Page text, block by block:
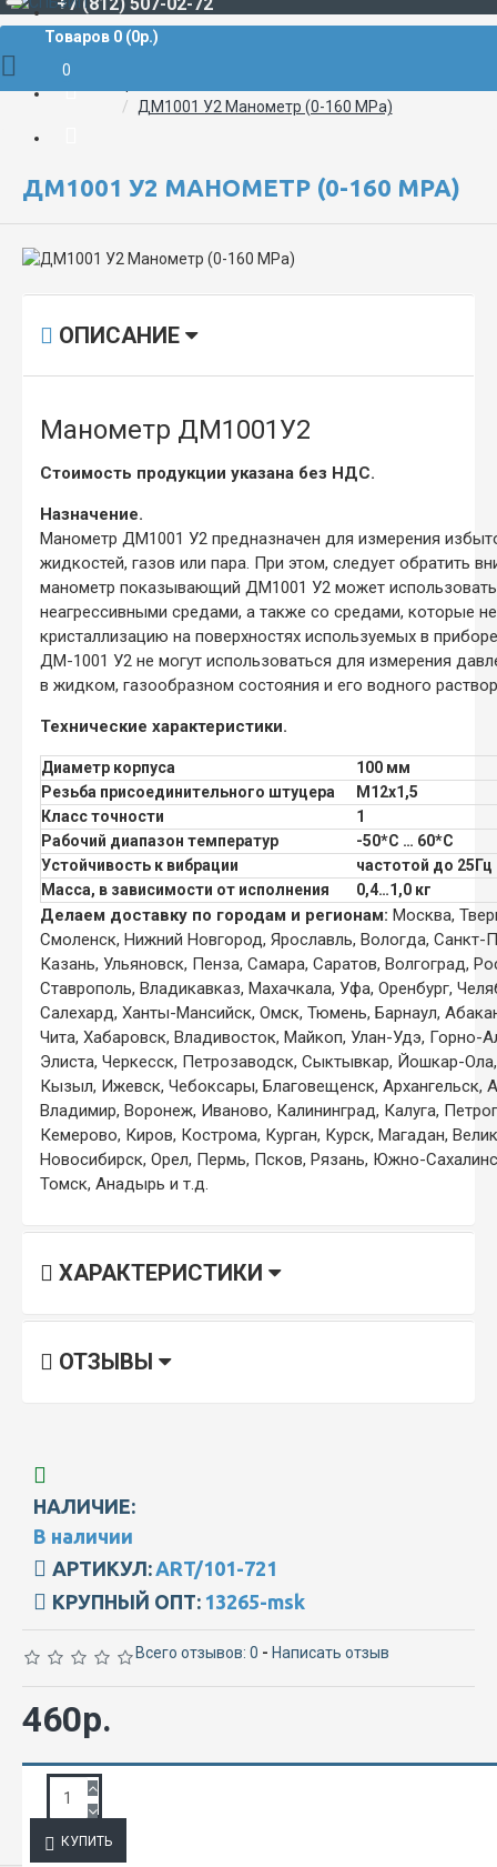
Товаров 0 (0р.)
0
КОНТРОЛЬ И РЕГУЛИРОВАНИЕ ФИЗИЧЕСКИХ ПАРАМЕТРОВ
ДМ1001 У2 Манометр (0-160 MPa)
ДМ1001 У2 МАНОМЕТР (0-160 MPA)
ОПИСАНИЕ
Манометр ДМ1001У2
Стоимость продукции указана без НДС.
Назначение.
Манометр ДМ1001 У2 предназначен для измерения
жидкостей, газов или пара. При этом, следует обратить
манометр показывающий ДМ1001 У2 может
неагрессивными средами, а также со средами, которые
кристаллизацию на поверхностях используемых в
ДМ-1001 У2 не могут использоваться для измерения
в жидком, газообразном состояния и его водного
Технические характеристики.
Диаметр корпуса
100 мм
Резьба присоединительного штуцера
М12х1,5
Класс точности
1
Рабочий диапазон температур
-50*С … 60*С
Устойчивость к вибрации
частотой до
Масса, в зависимости от исполнения
0,4…1,0 кг
Делаем доставку по городам и регионам: Москва,
Смоленск, Нижний Новгород, Ярославль, Вологда, Санкт-
Казань, Ульяновск, Пенза, Самара, Саратов, Волгоград,
Ставрополь, Владикавказ, Махачкала, Уфа, Оренбург,
Салехард, Ханты-Мансийск, Омск, Тюмень, Барнаул,
Чита, Хабаровск, Владивосток, Майкоп, Улан-Удэ, Горно-
Элиста, Черкесск, Петрозаводск, Сыктывкар, Йошкар-
Кызыл, Ижевск, Чебоксары, Благовещенск, Архангельск,
Владимир, Воронеж, Иваново, Калининград, Калуга,
Кемерово, Киров, Кострома, Курган, Курск, Магадан,
Новосибирск, Орел, Пермь, Псков, Рязань, Южно-
Томск, Анадырь и т.д.
ХАРАКТЕРИСТИКИ
ОТЗЫВЫ
НАЛИЧИЕ:
В наличии
АРТИКУЛ: ART/101-721
КРУПНЫЙ ОПТ: 13265-msk
Всего отзывов: 0 - Написать отзыв
460р.
КУПИТЬ